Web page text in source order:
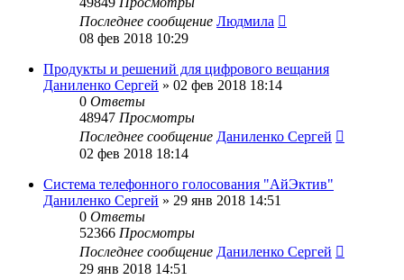
Последнее сообщение Людмила
08 фев 2018 10:29
Продукты и решений для цифрового вещания
Даниленко Сергей » 02 фев 2018 18:14
0 Ответы
48947 Просмотры
Последнее сообщение Даниленко Сергей
02 фев 2018 18:14
Система телефонного голосования "АйЭктив"
Даниленко Сергей » 29 янв 2018 14:51
0 Ответы
52366 Просмотры
Последнее сообщение Даниленко Сергей
29 янв 2018 14:51